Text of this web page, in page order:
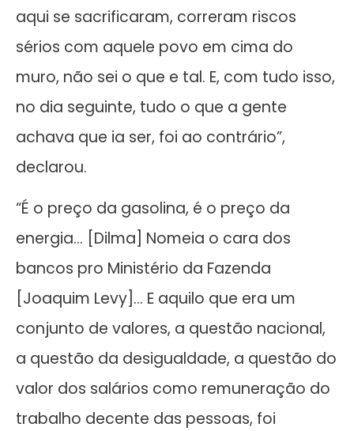
aqui se sacrificaram, correram riscos
sérios com aquele povo em cima do
muro, não sei o que e tal. E, com tudo isso,
no dia seguinte, tudo o que a gente
achava que ia ser, foi ao contrário”,
declarou.
“É o preço da gasolina, é o preço da
energia… [Dilma] Nomeia o cara dos
bancos pro Ministério da Fazenda
[Joaquim Levy]… E aquilo que era um
conjunto de valores, a questão nacional,
a questão da desigualdade, a questão do
valor dos salários como remuneração do
trabalho decente das pessoas, foi